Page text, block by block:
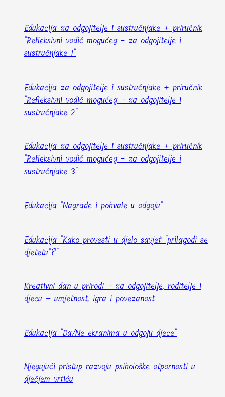
Edukacija za odgojitelje i sustručnjake + priručnik
"Refleksivni vodič mogućeg - za odgojitelje i
sustručnjake 1"
Edukacija za odgojitelje i sustručnjake + priručnik
"Refleksivni vodič mogućeg - za odgojitelje i
sustručnjake 2"
Edukacija za odgojitelje i sustručnjake + priručnik
"Refleksivni vodič mogućeg - za odgojitelje i
sustručnjake 3"
Edukacija "Nagrade i pohvale u odgoju"
Edukacija "Kako provesti u djelo savjet "prilagodi se
djetetu"?"
Kreativni dan u prirodi - za odgojitelje, roditelje i
djecu – umjetnost, igra i povezanost
Edukacija "Da/Ne ekranima u odgoju djece"
Njegujući pristup razvoju psihološke otpornosti u
dječjem vrtiću